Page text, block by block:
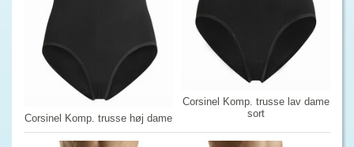
Corsinel Komp. trusse høj dame
Corsinel Komp. trusse lav dame
sort